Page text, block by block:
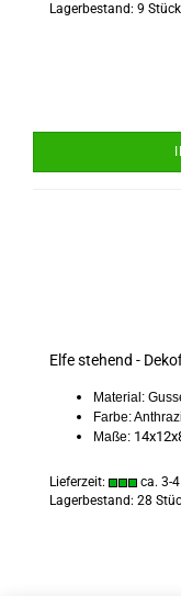
Lagerbestand: 9 Stück
Elfe stehend -
Material:
Farbe:
Maße:
Lieferzeit: ca. 3-
Lagerbestand: 28